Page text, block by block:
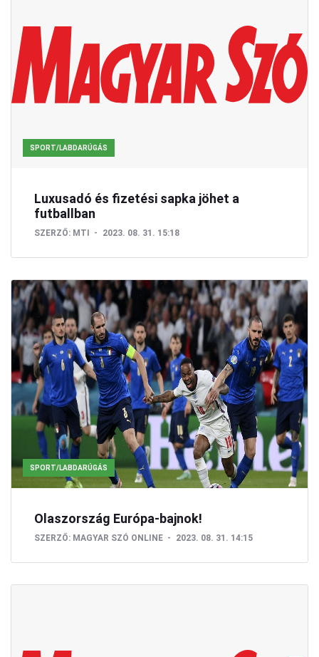
SPORT/LABDARÚGÁS
Luxusadó és fizetési sapka jöhet a
futballban
SZERZŐ: MTI 2023. 08. 31. 15:18
SPORT/LABDARÚGÁS
Olaszország Európa-bajnok!
SZERZŐ: MAGYAR SZÓ ONLINE 2023. 08. 31. 14:15